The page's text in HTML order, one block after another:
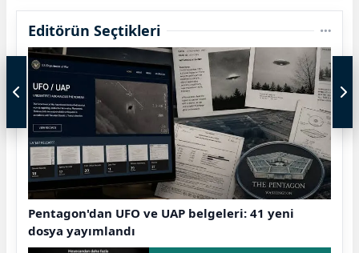
Editörün Seçtikleri
Pentagon'dan UFO ve UAP belgeleri: 41 yeni
dosya yayımlandı